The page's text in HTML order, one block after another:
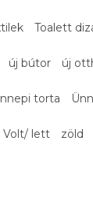
Toalett
új bútor új
torta
Volt/ lett zöld